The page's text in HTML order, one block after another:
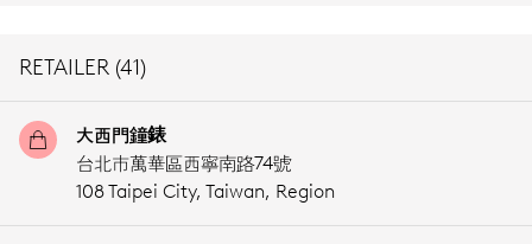
RETAILER (41)
大西門鐘錶
台北市萬華區西寧南路74號
108 Taipei City, Taiwan, Region